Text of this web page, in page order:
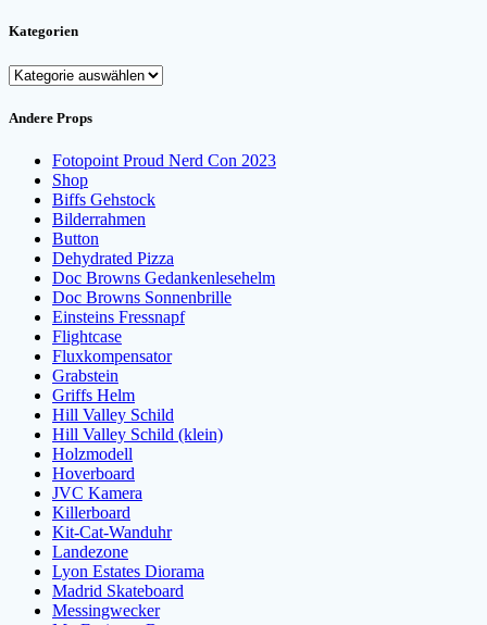
Kategorien
Kategorien
Andere Props
Fotopoint Proud Nerd Con 2023
Shop
Biffs Gehstock
Bilderrahmen
Button
Dehydrated Pizza
Doc Browns Gedankenlesehelm
Doc Browns Sonnenbrille
Einsteins Fressnapf
Flightcase
Fluxkompensator
Grabstein
Griffs Helm
Hill Valley Schild
Hill Valley Schild (klein)
Holzmodell
Hoverboard
JVC Kamera
Killerboard
Kit-Cat-Wanduhr
Landezone
Lyon Estates Diorama
Madrid Skateboard
Messingwecker